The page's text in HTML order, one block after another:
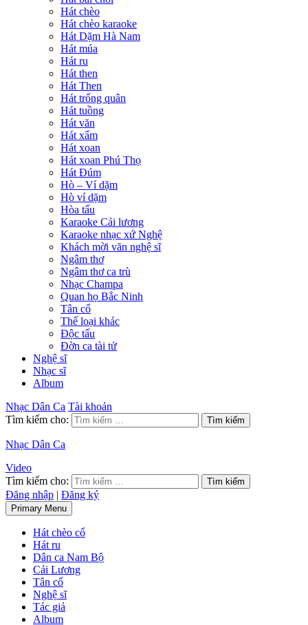
Hát chèo
Hát chèo karaoke
Hát Dặm Hà Nam
Hát múa
Hát ru
Hát then
Hát Then
Hát trống quân
Hát tuồng
Hát văn
Hát xẩm
Hát xoan
Hát xoan Phú Thọ
Hát Đúm
Hò – Ví dặm
Hò ví dặm
Hòa tấu
Karaoke Cải lương
Karaoke nhạc xứ Nghệ
Khách mời văn nghệ sĩ
Ngâm thơ
Ngâm thơ ca trù
Nhạc Champa
Quan họ Bắc Ninh
Tân cổ
Thể loại khác
Độc tấu
Đờn ca tài tử
Nghệ sĩ
Nhạc sĩ
Album
Nhạc Dân Ca Tài khoản
Tìm kiếm cho:
Nhạc Dân Ca
Video
Tìm kiếm cho:
Đăng nhập | Đăng ký
Primary Menu
Hát chèo cổ
Hát ru
Dân ca Nam Bộ
Cải Lương
Tân cổ
Nghệ sĩ
Tác giả
Album